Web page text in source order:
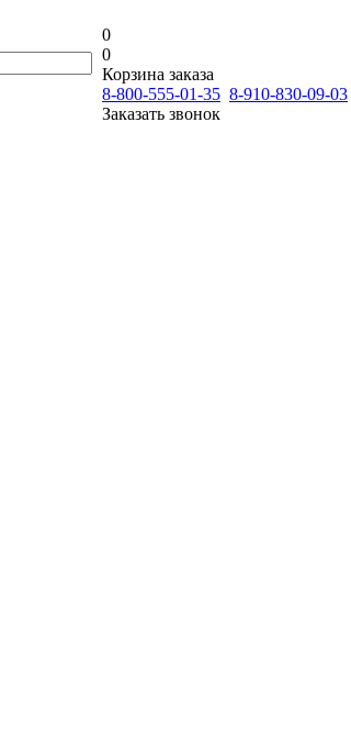
0
0
Корзина заказа
8-800-555-01-35 8-910-830-09-03
Заказать звонок